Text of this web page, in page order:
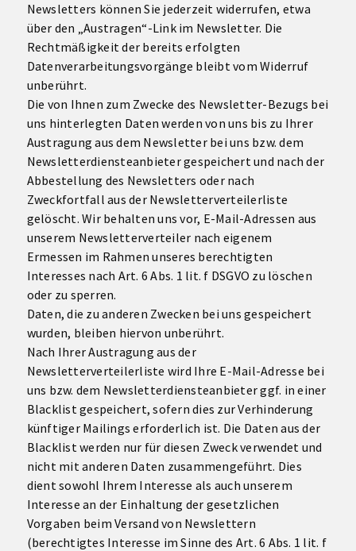
Newsletters können Sie jederzeit widerrufen, etwa
über den „Austragen“-Link im Newsletter. Die
Rechtmäßigkeit der bereits erfolgten
Datenverarbeitungsvorgänge bleibt vom Widerruf
unberührt.
Die von Ihnen zum Zwecke des Newsletter-Bezugs bei
uns hinterlegten Daten werden von uns bis zu Ihrer
Austragung aus dem Newsletter bei uns bzw. dem
Newsletterdiensteanbieter gespeichert und nach der
Abbestellung des Newsletters oder nach
Zweckfortfall aus der Newsletterverteilerliste
gelöscht. Wir behalten uns vor, E-Mail-Adressen aus
unserem Newsletterverteiler nach eigenem
Ermessen im Rahmen unseres berechtigten
Interesses nach Art. 6 Abs. 1 lit. f DSGVO zu löschen
oder zu sperren.
Daten, die zu anderen Zwecken bei uns gespeichert
wurden, bleiben hiervon unberührt.
Nach Ihrer Austragung aus der
Newsletterverteilerliste wird Ihre E-Mail-Adresse bei
uns bzw. dem Newsletterdiensteanbieter ggf. in einer
Blacklist gespeichert, sofern dies zur Verhinderung
künftiger Mailings erforderlich ist. Die Daten aus der
Blacklist werden nur für diesen Zweck verwendet und
nicht mit anderen Daten zusammengeführt. Dies
dient sowohl Ihrem Interesse als auch unserem
Interesse an der Einhaltung der gesetzlichen
Vorgaben beim Versand von Newslettern
(berechtigtes Interesse im Sinne des Art. 6 Abs. 1 lit. f